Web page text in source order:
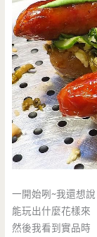
一開始咧~我還想
能玩出什麼花樣來
然後我看到實品時